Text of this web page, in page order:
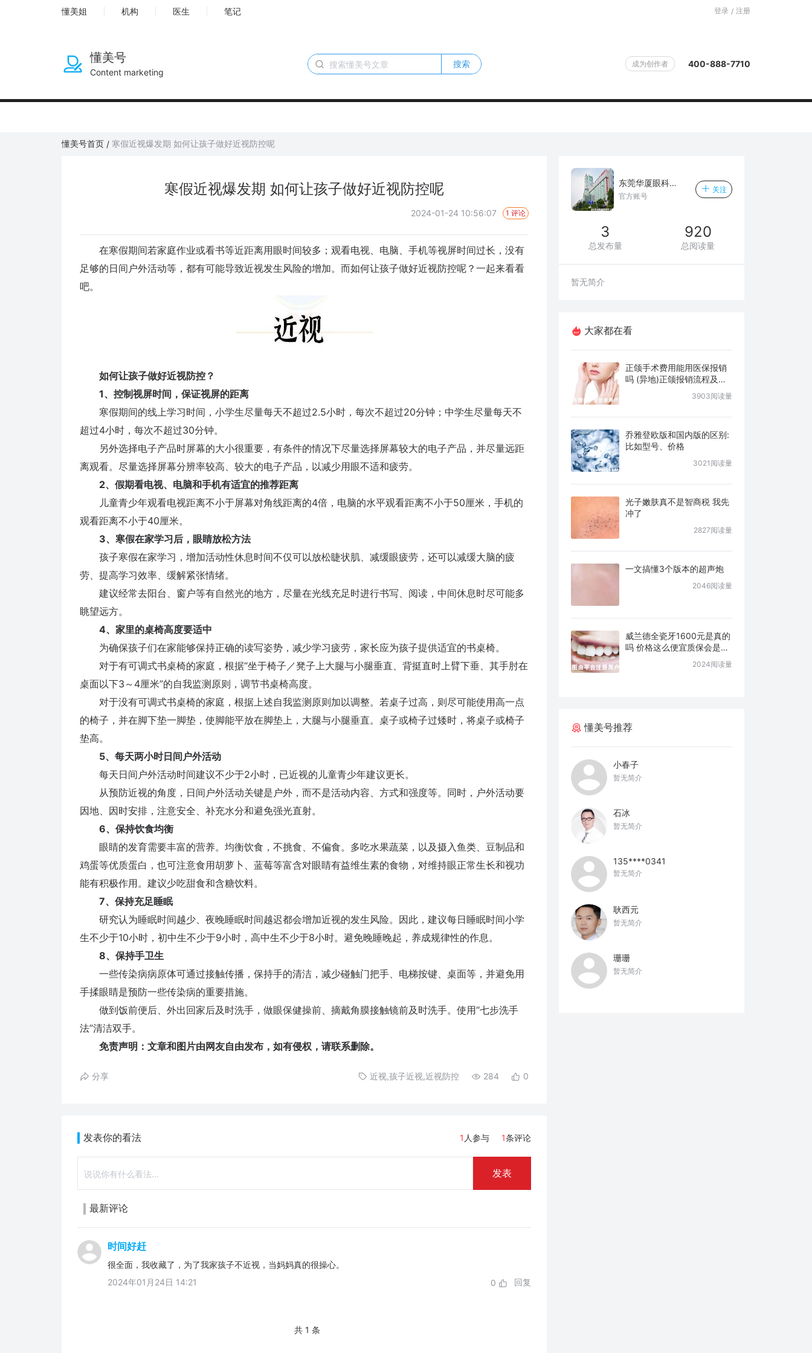
懂美姐 机构 医生 笔记 登录 / 注册
懂美号
Content marketing
搜索 成为创作者 400-888-7710
懂美号首页 / 寒假近视爆发期 如何让孩子做好近视防控呢
寒假近视爆发期 如何让孩子做好近视防控呢
2024-01-24 10:56:07 1 评论
在寒假期间若家庭作业或看书等近距离用眼时间较多；观看电视、电脑、手机等视屏时间过长，没有
足够的日间户外活动等，都有可能导致近视发生风险的增加。而如何让孩子做好近视防控呢？一起来看看
吧。
如何让孩子做好近视防控？
1、控制视屏时间，保证视屏的距离
寒假期间的线上学习时间，小学生尽量每天不超过2.5小时，每次不超过20分钟；中学生尽量每天不
超过4小时，每次不超过30分钟。
另外选择电子产品时屏幕的大小很重要，有条件的情况下尽量选择屏幕较大的电子产品，并尽量远距
离观看。尽量选择屏幕分辨率较高、较大的电子产品，以减少用眼不适和疲劳。
2、假期看电视、电脑和手机有适宜的推荐距离
儿童青少年观看电视距离不小于屏幕对角线距离的4倍，电脑的水平观看距离不小于50厘米，手机的
观看距离不小于40厘米。
3、寒假在家学习后，眼睛放松方法
孩子寒假在家学习，增加活动性休息时间不仅可以放松睫状肌、减缓眼疲劳，还可以减缓大脑的疲
劳、提高学习效率、缓解紧张情绪。
建议经常去阳台、窗户等有自然光的地方，尽量在光线充足时进行书写、阅读，中间休息时尽可能多
眺望远方。
4、家里的桌椅高度要适中
为确保孩子们在家能够保持正确的读写姿势，减少学习疲劳，家长应为孩子提供适宜的书桌椅。
对于有可调式书桌椅的家庭，根据“坐于椅子／凳子上大腿与小腿垂直、背挺直时上臂下垂、其手肘在
桌面以下3～4厘米”的自我监测原则，调节书桌椅高度。
对于没有可调式书桌椅的家庭，根据上述自我监测原则加以调整。若桌子过高，则尽可能使用高一点
的椅子，并在脚下垫一脚垫，使脚能平放在脚垫上，大腿与小腿垂直。桌子或椅子过矮时，将桌子或椅子
垫高。
5、每天两小时日间户外活动
每天日间户外活动时间建议不少于2小时，已近视的儿童青少年建议更长。
从预防近视的角度，日间户外活动关键是户外，而不是活动内容、方式和强度等。同时，户外活动要
因地、因时安排，注意安全、补充水分和避免强光直射。
6、保持饮食均衡
眼睛的发育需要丰富的营养。均衡饮食，不挑食、不偏食。多吃水果蔬菜，以及摄入鱼类、豆制品和
鸡蛋等优质蛋白，也可注意食用胡萝卜、蓝莓等富含对眼睛有益维生素的食物，对维持眼正常生长和视功
能有积极作用。建议少吃甜食和含糖饮料。
7、保持充足睡眠
研究认为睡眠时间越少、夜晚睡眠时间越迟都会增加近视的发生风险。因此，建议每日睡眠时间小学
生不少于10小时，初中生不少于9小时，高中生不少于8小时。避免晚睡晚起，养成规律性的作息。
8、保持手卫生
一些传染病病原体可通过接触传播，保持手的清洁，减少碰触门把手、电梯按键、桌面等，并避免用
手揉眼睛是预防一些传染病的重要措施。
做到饭前便后、外出回家后及时洗手，做眼保健操前、摘戴角膜接触镜前及时洗手。使用“七步洗手
法”清洁双手。
免责声明：文章和图片由网友自由发布，如有侵权，请联系删除。
分享 近视,孩子近视,近视防控 284 0
发表你的看法 1 人参与 1条评论
发表
最新评论
时间好赶
很全面，我收藏了，为了我家孩子不近视，当妈妈真的很操心。
2024年01月24日 14:21
0 回复
共 1 条
东莞华厦眼科医院
官方账号
关注
3
总发布量
920
总阅读量
暂无简介
大家都在看
正颌手术费用能用医保报销
吗 (异地)正颌报销流程及条
3903阅读量
乔雅登欧版和国内版的区别:
比如型号、价格
3021阅读量
光子嫩肤真不是智商税 我先
冲了
2827阅读量
一文搞懂3个版本的超声炮
2046阅读量
威兰德全瓷牙1600元是真的
吗 价格这么便宜质保会是几
2024阅读量
懂美号推荐
小春子
暂无简介
石冰
暂无简介
135****0341
暂无简介
耿西元
暂无简介
珊珊
暂无简介